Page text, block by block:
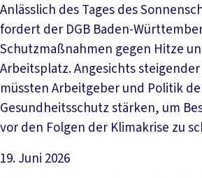
Anlässlich des Tages des
fordert der DGB Baden-
Schutzmaßnahmen gegen Hitze
Arbeitsplatz. Angesichts
müssten Arbeitgeber und Politik
Gesundheitsschutz stärken, um
vor den Folgen der Klimakrise zu
19. Juni 2026